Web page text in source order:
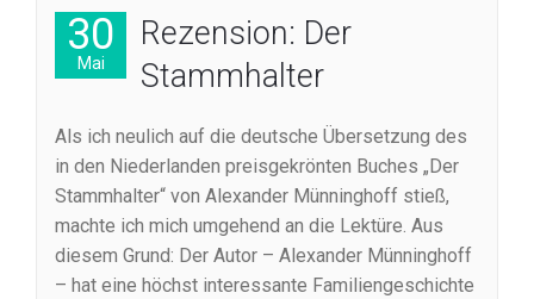
30
Mai
Rezension: Der
Stammhalter
Als ich neulich auf die deutsche Übersetzung des
in den Niederlanden preisgekrönten Buches „Der
Stammhalter“ von Alexander Münninghoff stieß,
machte ich mich umgehend an die Lektüre. Aus
diesem Grund: Der Autor – Alexander Münninghoff
– hat eine höchst interessante Familiengeschichte